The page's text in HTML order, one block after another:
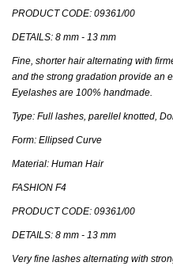
PRODUCT CODE: 09361/00
DETAILS: 8 mm - 13 mm
Fine, shorter hair alternating with
and the strong gradation provide an
Eyelashes are 100% handmade.
Type: Full lashes, parellel knotted,
Form: Ellipsed Curve
Material: Human Hair
FASHION F4
PRODUCT CODE: 09361/00
DETAILS: 8 mm - 13 mm
Very fine lashes alternating with